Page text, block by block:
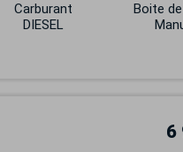
Carburant
DIESEL
Boite
6